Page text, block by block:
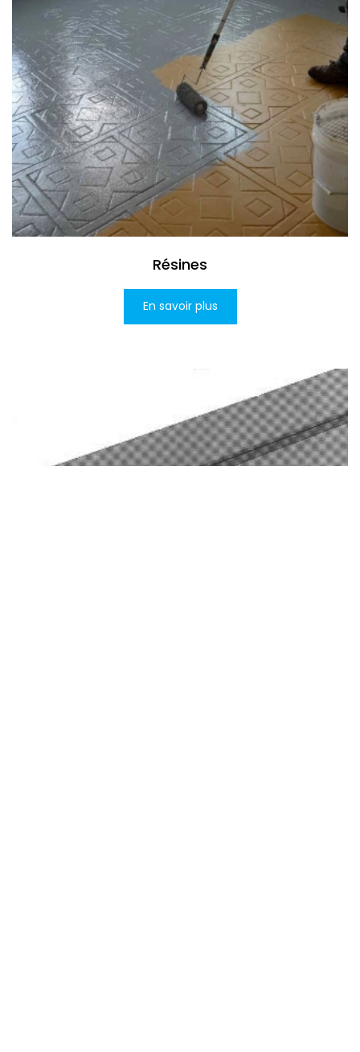
Résines
En savoir plus